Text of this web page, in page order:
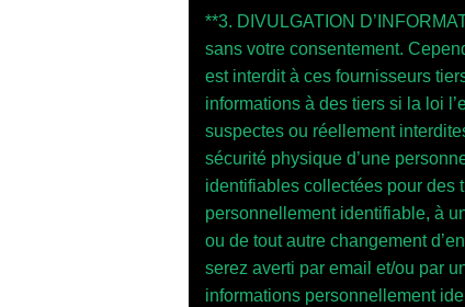
**3. DIVULGATION
sans votre consentement.
est interdit à ces fournisseurs
informations à des tiers si la loi
suspectes ou réellement
sécurité physique d’une
identifiables collectées pour des
personnellement identifiable, à
ou de tout autre changement
serez averti par email et/ou par
informations personnellement